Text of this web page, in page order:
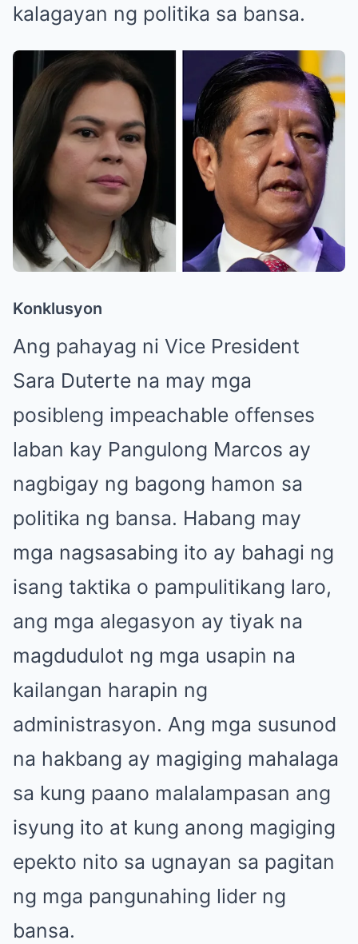
kalagayan ng politika sa bansa.
Konklusyon
Ang pahayag ni Vice President
Sara Duterte na may mga
posibleng impeachable offenses
laban kay Pangulong Marcos ay
nagbigay ng bagong hamon sa
politika ng bansa. Habang may
mga nagsasabing ito ay bahagi ng
isang taktika o pampulitikang laro,
ang mga alegasyon ay tiyak na
magdudulot ng mga usapin na
kailangan harapin ng
administrasyon. Ang mga susunod
na hakbang ay magiging mahalaga
sa kung paano malalampasan ang
isyung ito at kung anong magiging
epekto nito sa ugnayan sa pagitan
ng mga pangunahing lider ng
bansa.